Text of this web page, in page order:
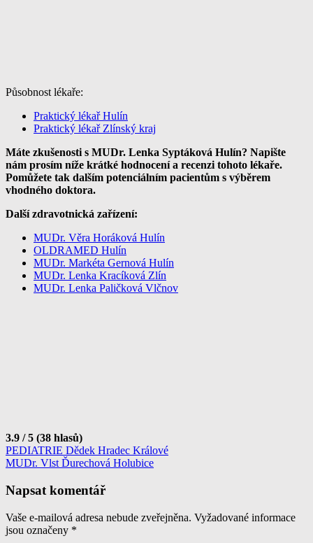
Působnost lékaře:
Praktický lékař Hulín
Praktický lékař Zlínský kraj
Máte zkušenosti s MUDr. Lenka Syptáková Hulín? Napište
nám prosím níže krátké hodnocení a recenzi tohoto lékaře.
Pomůžete tak dalším potenciálním pacientům s výběrem
vhodného doktora.
Další zdravotnická zařízení:
MUDr. Věra Horáková Hulín
OLDRAMED Hulín
MUDr. Markéta Gernová Hulín
MUDr. Lenka Kracíková Zlín
MUDr. Lenka Paličková Vlčnov
3.9 / 5 (38 hlasů)
Navigace
pro
příspěvek
PEDIATRIE Dědek Hradec Králové
MUDr. Vlst Ďurechová Holubice
Napsat komentář
Vaše e-mailová adresa nebude zveřejněna. Vyžadované informace
jsou označeny *